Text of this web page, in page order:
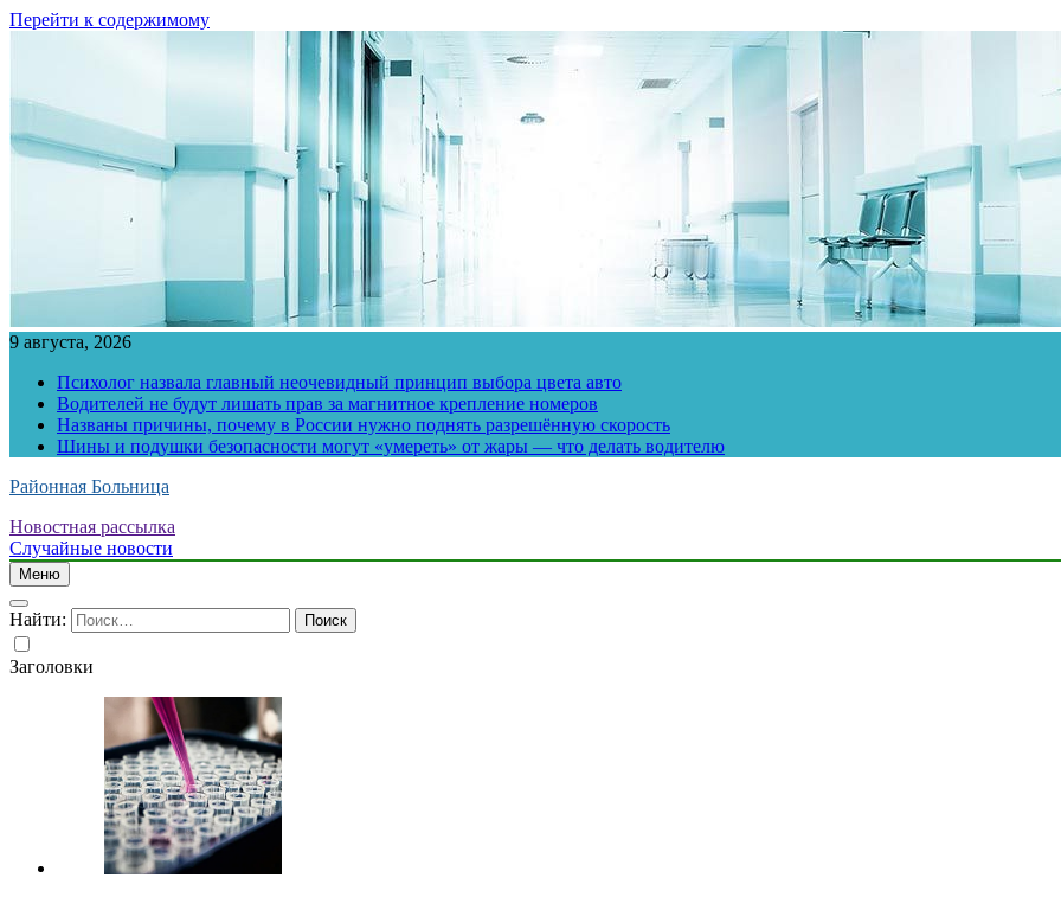
Перейти к содержимому
9 августа, 2026
Психолог назвала главный неочевидный принцип выбора цвета авто
Водителей не будут лишать прав за магнитное крепление номеров
Названы причины, почему в России нужно поднять разрешённую скорость
Шины и подушки безопасности могут «умереть» от жары — что делать водителю
Районная Больница
Новостная рассылка
Случайные новости
Меню
Найти:
Заголовки